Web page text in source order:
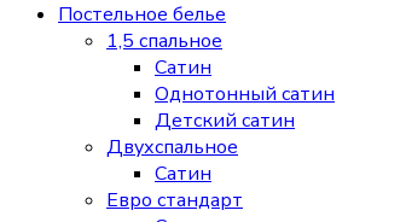
Постельное белье
1,5 спальное
Сатин
Однотонный сатин
Детский сатин
Двухспальное
Сатин
Евро стандарт